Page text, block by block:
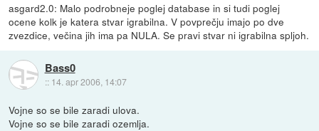
asgard2.0: Malo podrobneje poglej database in si tudi poglej
ocene kolk je katera stvar igrabilna. V povprečju imajo po dve
zvezdice, večina jih ima pa NULA. Se pravi stvar ni igrabilna spljoh.
Bass0
:: 14. apr 2006, 14:07
Vojne so se bile zaradi ulova.
Vojne so se bile zaradi ozemlja.